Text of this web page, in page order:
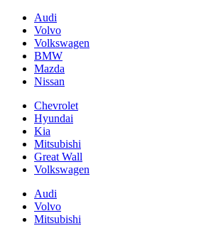
Audi
Volvo
Volkswagen
BMW
Mazda
Nissan
Chevrolet
Hyundai
Kia
Mitsubishi
Great Wall
Volkswagen
Audi
Volvo
Mitsubishi